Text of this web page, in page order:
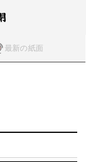
最新の紙面